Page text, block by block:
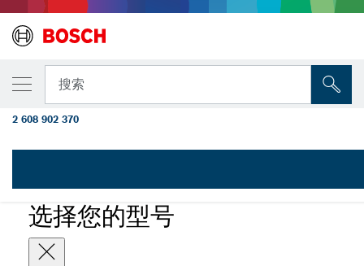
搜索
选择您的型号
您选择的型号
EXPERT专家系列六角柄多功能钻头套装，
150毫米，7件装
2 608 902 370